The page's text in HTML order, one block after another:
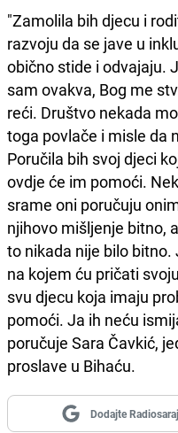
"Zamolila bih djecu i
razvoju da se jave u
obično stide i odvajaju.
sam ovakva, Bog me
reći. Društvo nekada
toga povlače i misle da
Poručila bih svoj djeci
ovdje će im pomoći.
srame oni poručuju
njihovo mišljenje bitno,
to nikada nije bilo bitno.
na kojem ću pričati
svu djecu koja imaju
pomoći. Ja ih neću
poručuje Sara Čavkić,
proslave u Bihaću.
Dodajte